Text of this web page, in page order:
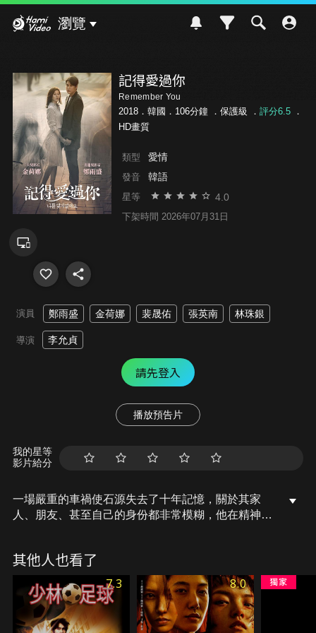
瀏覽
記得愛過你
Remember You
2018．韓國．106分鐘 ． 保護級 ． 評分6.5．
HD畫質
類型 愛情
發音 韓語
星等 4.0
下架時間 2026年07月31日
演員 鄭雨盛 金荷娜 裴晟佑 張英南 林珠銀
導演 李允貞
請先登入
播放預告片
我的星等
影片給分
一場嚴重的車禍使石源失去了十年記憶，關於其家
人、朋友、甚至自己的身份都非常模糊，他在精神科
為石源的生活帶來了新的幸福。可惜隨著石源的記憶
慢慢地回來，懼怕再次失去他，珍英陷入了兩難的局
面。
其他人也看了
7.3 8.0